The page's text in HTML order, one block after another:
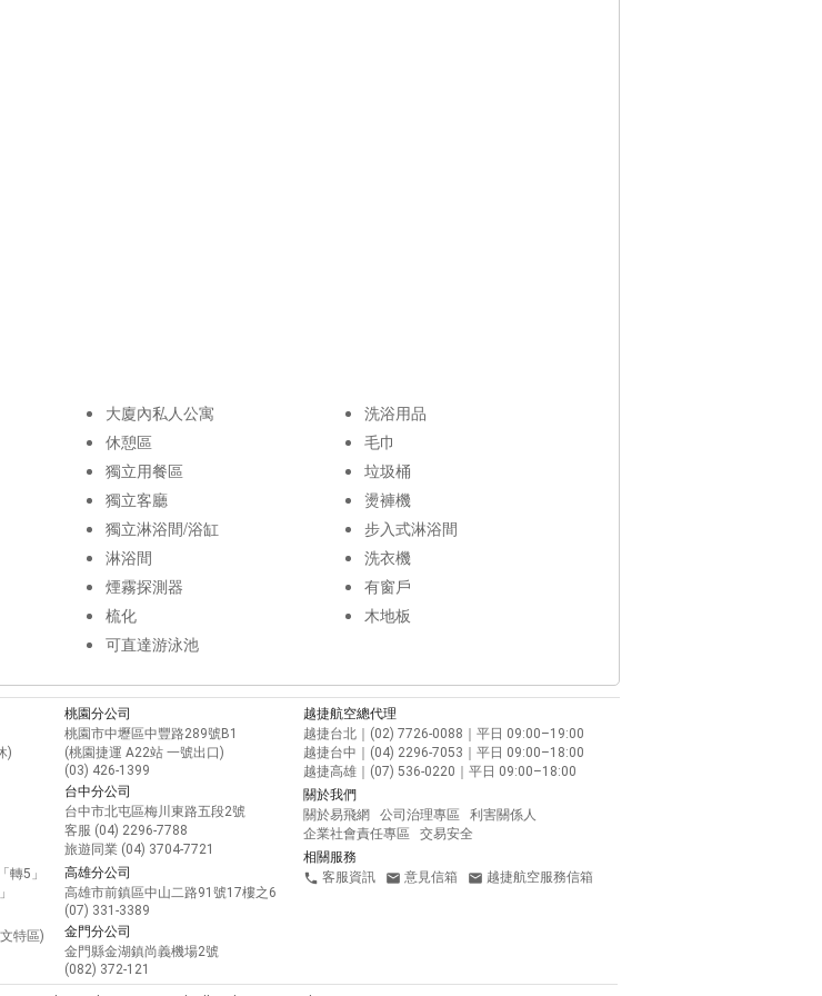
大廈內私人公寓
休憩區
獨立用餐區
獨立客廳
獨立淋浴間/浴缸
淋浴間
煙霧探測器
梳化
可直達游泳池
洗浴用品
毛巾
垃圾桶
燙褲機
步入式淋浴間
洗衣機
有窗戶
木地板